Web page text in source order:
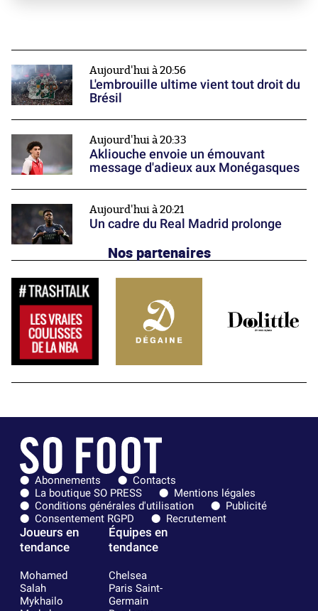
Aujourd'hui à 20:56
L'embrouille ultime vient tout droit du
Brésil
Aujourd'hui à 20:33
Akliouche envoie un émouvant
message d'adieux aux Monégasques
Aujourd'hui à 20:21
Un cadre du Real Madrid prolonge
Nos partenaires
Abonnements
Contacts
La boutique SO PRESS
Mentions légales
Conditions générales d'utilisation
Publicité
Consentement RGPD
Recrutement
Joueurs en
tendance
Mohamed
Salah
Mykhailo
Équipes en
tendance
Chelsea
Paris Saint-
Germain